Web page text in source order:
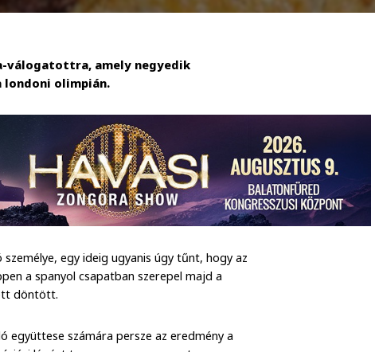
válogatottra, amely negyedik
londoni olimpián.
egy ideig ugyanis úgy tűnt, hogy az
a spanyol csapatban szerepel majd a
döntött.
együttese számára persze az eredmény a